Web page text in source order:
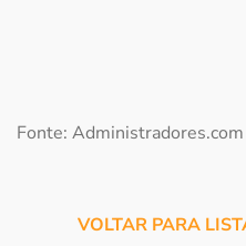
Fonte: Administradores.com
VOLTAR PARA